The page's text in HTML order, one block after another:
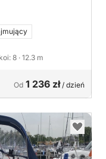
8 · 12.3 m
Od 1 236 zł/ dzień